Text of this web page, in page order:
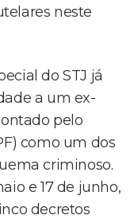
neste
do STJ já
a um ex-
pelo
como um dos
criminoso.
e 17 de junho,
decretos